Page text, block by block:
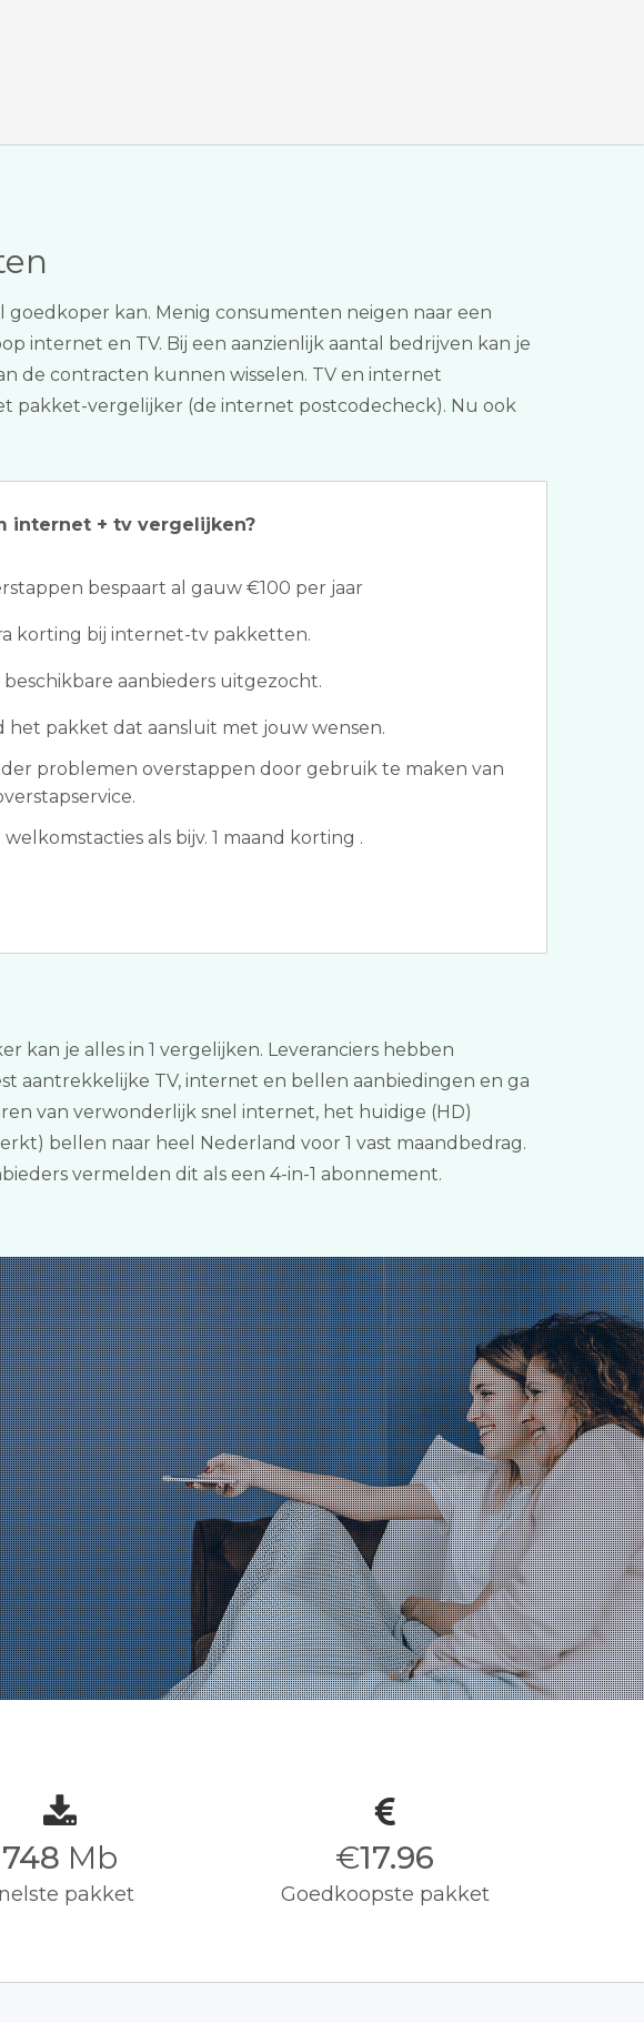
kan. Menig consumenten neigen naar een
internet en TV. Bij een aanzienlijk aantal bedrijven kan je
de contracten kunnen wisselen. TV en internet
pakket-vergelijker (de internet postcodecheck). Nu ook
internet + tv vergelijken?
bespaart al gauw €100 per jaar
korting bij internet-tv pakketten.
beschikbare aanbieders uitgezocht.
het pakket dat aansluit met jouw wensen.
problemen overstappen door gebruik te maken van
welkomstacties als bijv. 1 maand korting .
kan je alles in 1 vergelijken. Leveranciers hebben
aantrekkelijke TV, internet en bellen aanbiedingen en ga
van verwonderlijk snel internet, het huidige (HD)
bellen naar heel Nederland voor 1 vast maandbedrag.
vermelden dit als een 4-in-1 abonnement.
750 Mb
pakket
€18.00
Goedkoopste pakket